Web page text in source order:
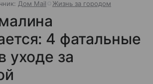
Дом Mail Жизнь за городом
4 фатальные
уходе за